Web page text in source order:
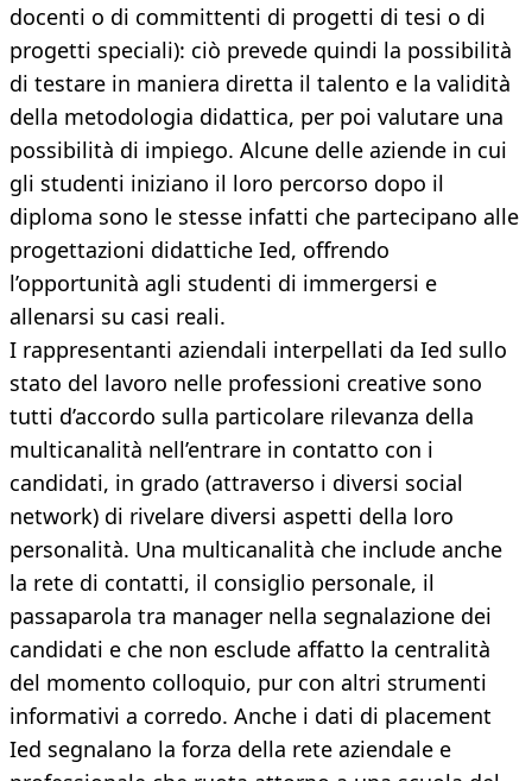
docenti o di committenti di progetti di tesi o di
progetti speciali): ciò prevede quindi la possibilità
di testare in maniera diretta il talento e la validità
della metodologia didattica, per poi valutare una
possibilità di impiego. Alcune delle aziende in cui
gli studenti iniziano il loro percorso dopo il
diploma sono le stesse infatti che partecipano alle
progettazioni didattiche Ied, offrendo
l’opportunità agli studenti di immergersi e
allenarsi su casi reali.
I rappresentanti aziendali interpellati da Ied sullo
stato del lavoro nelle professioni creative sono
tutti d’accordo sulla particolare rilevanza della
multicanalità nell’entrare in contatto con i
candidati, in grado (attraverso i diversi social
network) di rivelare diversi aspetti della loro
personalità. Una multicanalità che include anche
la rete di contatti, il consiglio personale, il
passaparola tra manager nella segnalazione dei
candidati e che non esclude affatto la centralità
del momento colloquio, pur con altri strumenti
informativi a corredo. Anche i dati di placement
Ied segnalano la forza della rete aziendale e